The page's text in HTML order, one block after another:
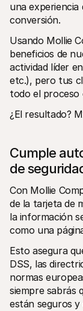
una experiencia
conversión.
Usando Mollie
beneficios de
actividad líder
etc.), pero tus
todo el proceso
¿El resultado?
Cumple
de
Con Mollie
de la tarjeta de
la información
como una
Esto asegura
DSS, las
normas
siempre sabrás
están seguros y